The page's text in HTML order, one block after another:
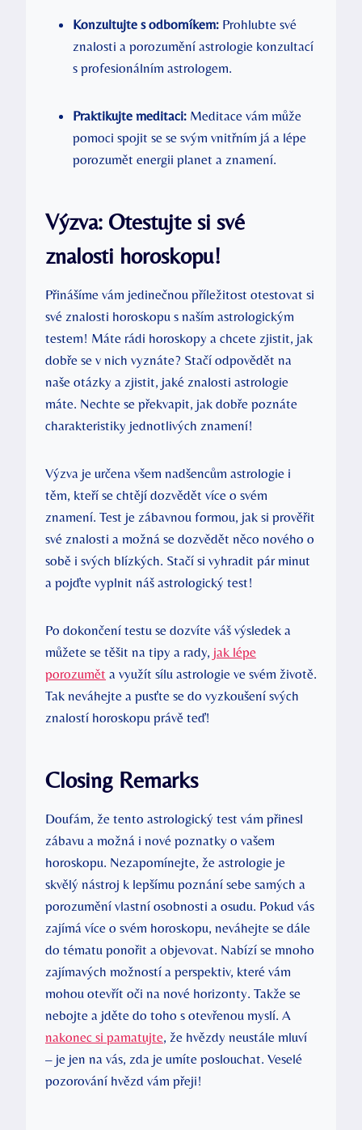
Konzultujte s odborníkem: Prohlubte své
znalosti a porozumění astrologie konzultací
s profesionálním astrologem.
Praktikujte meditaci: Meditace vám ⁤může
pomoci spojit se se svým vnitřním já a lépe ​
porozumět energii planet a ​znamení.
Výzva: ​Otestujte si své
znalosti horoskopu!
Přinášíme vám ‌jedinečnou příležitost otestovat si
své znalosti horoskopu s naším astrologickým
testem! Máte‌ rádi ‌horoskopy a chcete zjistit, jak
dobře se v ⁢nich vyznáte? Stačí odpovědět na⁣
naše otázky a zjistit, jaké znalosti ‍astrologie
máte. Nechte se překvapit, jak dobře poznáte
charakteristiky jednotlivých znamení!
Výzva je ‍určena všem nadšencům astrologie i‍
těm, kteří se chtějí dozvědět více o svém
znamení. Test je ⁣zábavnou formou, jak si prověřit
své znalosti a možná⁣ se dozvědět něco nového o
sobě i svých blízkých. Stačí‌ si vyhradit pár minut
a pojďte vyplnit náš astrologický test!
Po dokončení testu ‌se dozvíte váš výsledek a
můžete se těšit na tipy a rady, ‍ jak lépe
porozumět a využít sílu astrologie ve svém životě.
Tak neváhejte a pusťte se do vyzkoušení svých
znalostí horoskopu právě teď!
Closing Remarks
Doufám, že tento astrologický test ⁢vám přinesl
zábavu a⁢ možná i nové poznatky o vašem
horoskopu. Nezapomínejte, že astrologie je
skvělý ​nástroj k lepšímu poznání sebe samých a
porozumění vlastní osobnosti a osudu. Pokud vás
zajímá více o svém horoskopu, neváhejte se dále
do tématu ponořit a objevovat. Nabízí se mnoho
zajímavých ‍možností a perspektiv, které vám⁢
mohou otevřít oči na⁤ nové horizonty. Takže⁢ se
nebojte a jděte do toho s otevřenou myslí. A
nakonec si pamatujte, že hvězdy neustále mluví
– je ⁢jen na vás, zda je umíte poslouchat. Veselé
pozorování hvězd vám ⁢přeji!